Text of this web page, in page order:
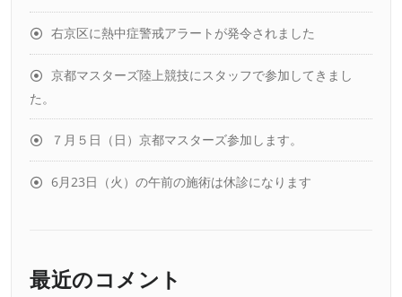
右京区に熱中症警戒アラートが発令されました
京都マスターズ陸上競技にスタッフで参加してきまし
た。
７月５日（日）京都マスターズ参加します。
6月23日（火）の午前の施術は休診になります
最近のコメント